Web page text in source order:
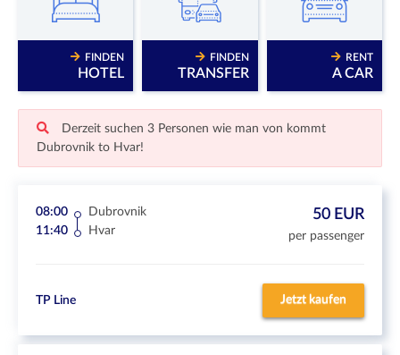
FINDEN
HOTEL
FINDEN
TRANSFER
RENT
A CAR
Derzeit suchen 3 Personen wie man von kommt
Dubrovnik to Hvar!
08:00
Dubrovnik
11:40
Hvar
50 EUR
per passenger
TP Line Jetzt kaufen